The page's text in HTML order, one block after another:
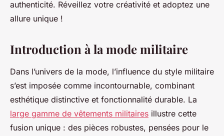
authenticité. Réveillez votre créativité et adoptez une
allure unique !
Introduction à la mode militaire
Dans l’univers de la mode, l’influence du style militaire
s’est imposée comme incontournable, combinant
esthétique distinctive et fonctionnalité durable. La
large gamme de vêtements militaires illustre cette
fusion unique : des pièces robustes, pensées pour le